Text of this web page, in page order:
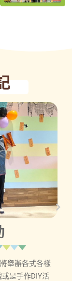
舉辦各式各樣
是手作DIY活